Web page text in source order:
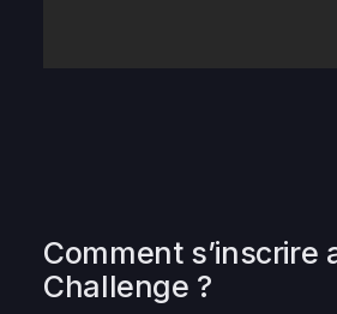
Comment s’inscrire
Challenge ?